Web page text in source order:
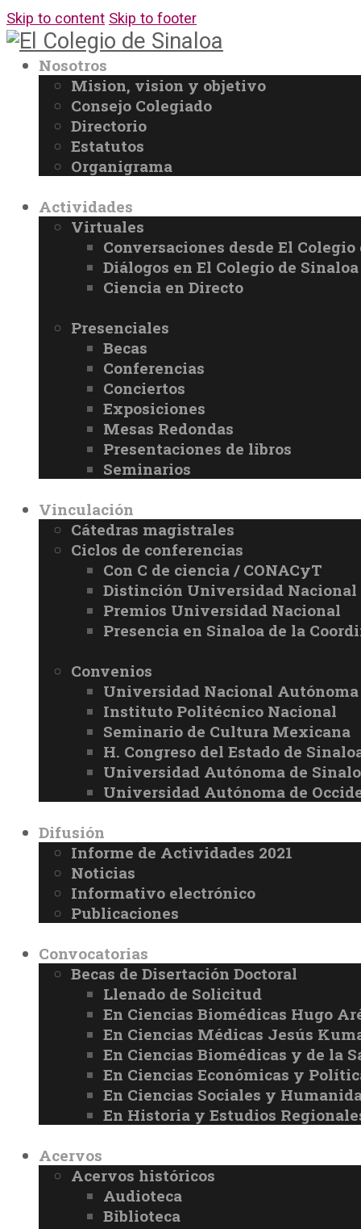
Skip to content Skip to footer
Nosotros
Mision, vision y objetivo
Consejo Colegiado
Directorio
Estatutos
Organigrama
Actividades
Virtuales
Conversaciones desde El
Diálogos en El Colegio de Sinaloa
Ciencia en Directo
Presenciales
Becas
Conferencias
Conciertos
Exposiciones
Mesas Redondas
Presentaciones de libros
Seminarios
Vinculación
Cátedras magistrales
Ciclos de conferencias
Con C de ciencia / CONACyT
Distinción Universidad Nacional
Premios Universidad Nacional
Presencia en Sinaloa de la
Convenios
Universidad Nacional
Instituto Politécnico Nacional
Seminario de Cultura Mexicana
H. Congreso del Estado de
Universidad Autónoma de
Universidad Autónoma de
Difusión
Informe de Actividades 2021
Noticias
Informativo electrónico
Publicaciones
Convocatorias
Becas de Disertación Doctoral
Llenado de Solicitud
En Ciencias Biomédicas Hugo
En Ciencias Médicas Jesús
En Ciencias Biomédicas y de la
En Ciencias Económicas y
En Ciencias Sociales y
En Historia y Estudios
Acervos
Acervos históricos
Audioteca
Biblioteca